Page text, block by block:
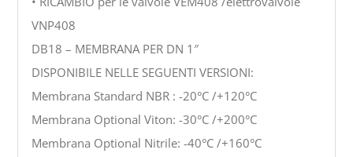
VNP408
DB18 – MEMBRANA PER DN 1″
DISPONIBILE NELLE SEGUENTI VERSIONI:
Membrana Standard NBR : -20°C /+120°C
Membrana Optional Viton: -30°C /+200°C
Membrana Optional Nitrile: -40°C /+160°C